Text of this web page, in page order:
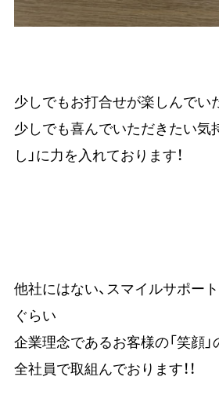
少しでもお打合せが楽しんでい
少しでも喜んでいただきたい気
し」に力を入れております！
他社にはない、スマイルサポー
ぐらい
企業理念であるお客様の「笑顔
全社員で取組んでおります！！